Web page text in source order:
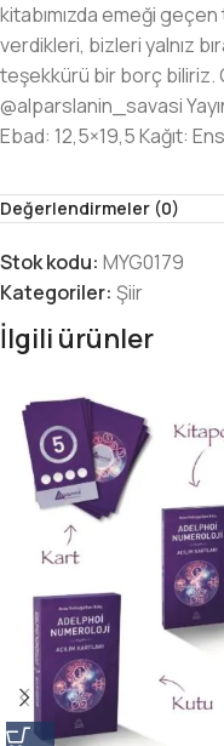
kitabımızda emeği
verdikleri, bizleri yalnız
teşekkürü bir borç biliriz.
@alparslanin_savasi
Ebad: 12,5×19,5 Kağıt:
Değerlendirmeler (0)
Stok kodu: MYG0179
Kategoriler: Şiir
İlgili ürünler